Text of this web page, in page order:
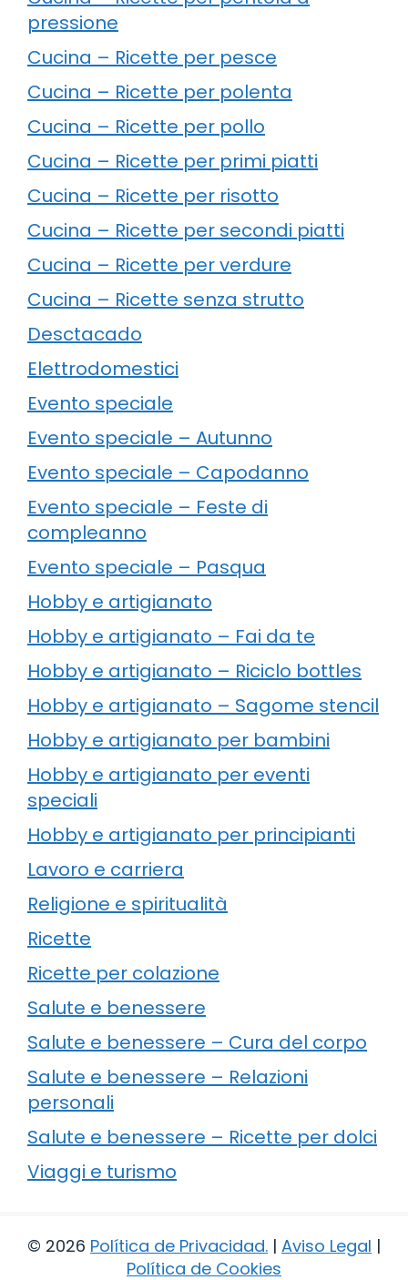
pressione
Cucina – Ricette per pesce
Cucina – Ricette per polenta
Cucina – Ricette per pollo
Cucina – Ricette per primi piatti
Cucina – Ricette per risotto
Cucina – Ricette per secondi piatti
Cucina – Ricette per verdure
Cucina – Ricette senza strutto
Desctacado
Elettrodomestici
Evento speciale
Evento speciale – Autunno
Evento speciale – Capodanno
Evento speciale – Feste di
compleanno
Evento speciale – Pasqua
Hobby e artigianato
Hobby e artigianato – Fai da te
Hobby e artigianato – Riciclo bottles
Hobby e artigianato – Sagome stencil
Hobby e artigianato per bambini
Hobby e artigianato per eventi
speciali
Hobby e artigianato per principianti
Lavoro e carriera
Religione e spiritualità
Ricette
Ricette per colazione
Salute e benessere
Salute e benessere – Cura del corpo
Salute e benessere – Relazioni
personali
Salute e benessere – Ricette per dolci
Viaggi e turismo
© 2026 Política de Privacidad. | Aviso Legal |
Política de Cookies